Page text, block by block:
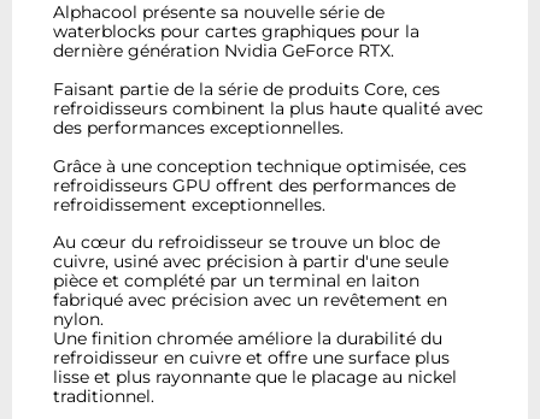
Alphacool présente sa nouvelle série de
waterblocks pour cartes graphiques pour la
dernière génération Nvidia GeForce RTX.
Faisant partie de la série de produits Core, ces
refroidisseurs combinent la plus haute qualité avec
des performances exceptionnelles.
Grâce à une conception technique optimisée, ces
refroidisseurs GPU offrent des performances de
refroidissement exceptionnelles.
Au cœur du refroidisseur se trouve un bloc de
cuivre, usiné avec précision à partir d'une seule
pièce et complété par un terminal en laiton
fabriqué avec précision avec un revêtement en
nylon.
Une finition chromée améliore la durabilité du
refroidisseur en cuivre et offre une surface plus
lisse et plus rayonnante que le placage au nickel
traditionnel.